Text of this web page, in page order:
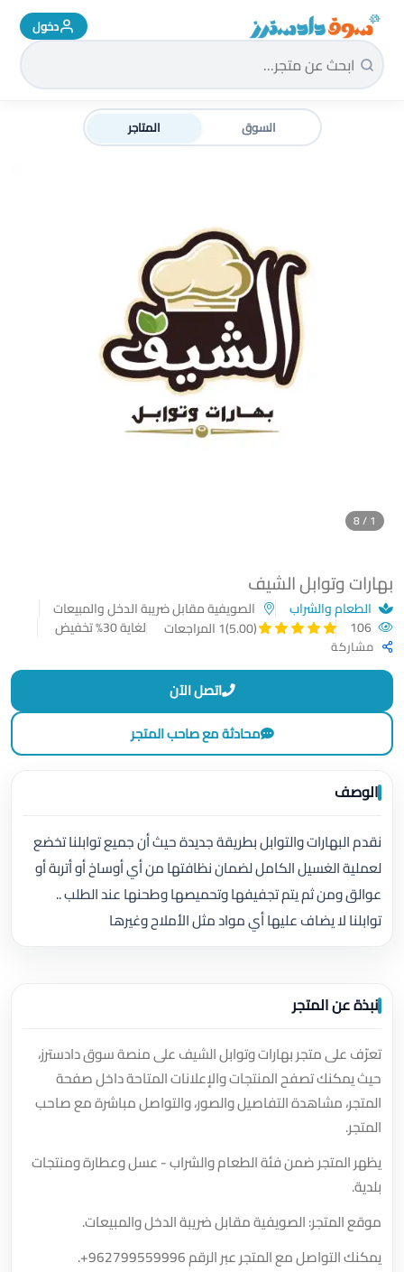
سوق دادسترز الرئيسية دخول
السوق المتاجر
بهارات وتوابل الشيف
الطعام والشراب
الصويفية مقابل ضريبة الدخل والمبيعات
(5.00) 1 المراجعات لغاية 30% تخفيض
مشاركة
1 / 8
اتصل الآن
محادثة مع صاحب المتجر
الوصف
نقدم البهارات والتوابل بطريقة جديدة حيث أن جميع توابلنا تخضع
لعملية الغسيل الكامل لضمان نظافتها من أي أوساخ أو أتربة أو
عوالق ومن ثم يتم تجفيفها وتحميصها وطحنها عند الطلب ..
توابلنا لا يضاف عليها أي مواد مثل الأملاح وغيرها
نبذة عن المتجر
تعرّف على متجر بهارات وتوابل الشيف على منصة سوق دادسترز،
حيث يمكنك تصفح المنتجات والإعلانات المتاحة داخل صفحة
المتجر، مشاهدة التفاصيل والصور، والتواصل مباشرة مع صاحب
المتجر.
يظهر المتجر ضمن فئة الطعام والشراب - عسل وعطارة ومنتجات
بلدية.
موقع المتجر: الصويفية مقابل ضريبة الدخل والمبيعات.
يمكنك التواصل مع المتجر عبر الرقم+962799559996
.